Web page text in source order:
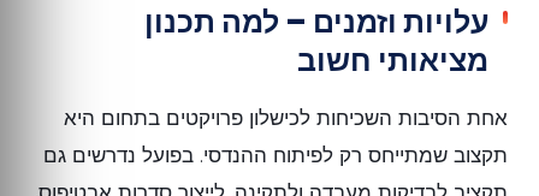
עלויות וזמנים – למה תכנון
מציאותי חשוב
אחת הסיבות השכיחות לכישלון פרויקטים בתחום היא
תקצוב שמתייחס רק לפיתוח ההנדסי. בפועל נדרשים גם